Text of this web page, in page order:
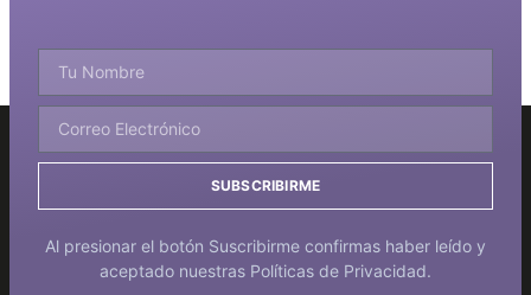
SUBSCRIBIRME
Al presionar el botón Suscribirme confirmas haber leído y
aceptado nuestras Políticas de Privacidad.